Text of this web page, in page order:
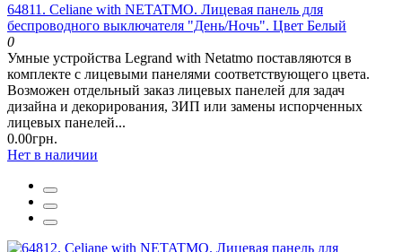
64811. Celiane with NETATMO. Лицевая панель для
беспроводного выключателя "День/Ночь". Цвет Белый
0
Умные устройства Legrand with Netatmo поставляются в
комплекте с лицевыми панелями соответствующего цвета.
Возможен отдельный заказ лицевых панелей для задач
дизайна и декорирования, ЗИП или замены испорченных
лицевых панелей...
0.00грн.
Нет в наличии